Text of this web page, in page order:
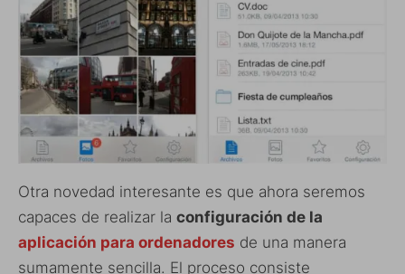
Otra novedad interesante es que ahora seremos
capaces de realizar la configuración de la
aplicación para ordenadores de una manera
sumamente sencilla. El proceso consiste